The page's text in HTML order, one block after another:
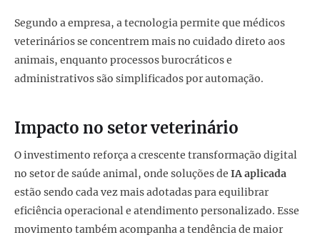
Segundo a empresa, a tecnologia permite que médicos
veterinários se concentrem mais no cuidado direto aos
animais, enquanto processos burocráticos e
administrativos são simplificados por automação.
Impacto no setor veterinário
O investimento reforça a crescente transformação digital
no setor de saúde animal, onde soluções de IA aplicada
estão sendo cada vez mais adotadas para equilibrar
eficiência operacional e atendimento personalizado. Esse
movimento também acompanha a tendência de maior